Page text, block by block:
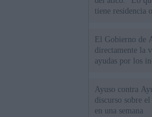
tiene residencia
El Gobierno de
directamente la
ayudas por los
Ayuso contra
discurso sobre
en una semana